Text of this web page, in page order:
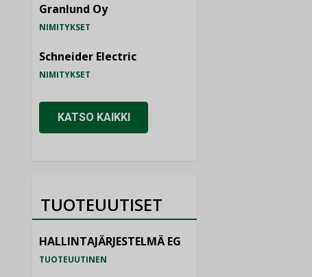
Granlund Oy
NIMITYKSET
Schneider Electric
NIMITYKSET
KATSO KAIKKI
TUOTEUUTISET
HALLINTAJÄRJESTELMÄ EG
TUOTEUUTINEN